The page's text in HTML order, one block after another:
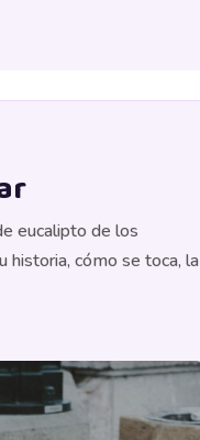
eucalipto de los
historia, cómo se toca, la